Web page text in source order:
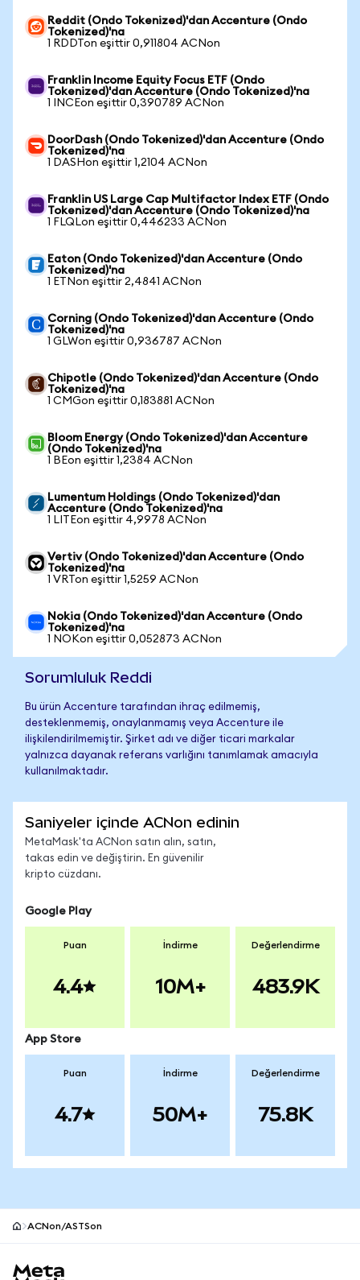
Reddit (Ondo Tokenized)'dan Accenture (Ondo
Tokenized)'na
1 RDDTon eşittir 0,911804 ACNon
Franklin Income Equity Focus ETF (Ondo
Tokenized)'dan Accenture (Ondo Tokenized)'na
1 INCEon eşittir 0,390789 ACNon
DoorDash (Ondo Tokenized)'dan Accenture (Ondo
Tokenized)'na
1 DASHon eşittir 1,2104 ACNon
Franklin US Large Cap Multifactor Index ETF (Ondo
Tokenized)'dan Accenture (Ondo Tokenized)'na
1 FLQLon eşittir 0,446233 ACNon
Eaton (Ondo Tokenized)'dan Accenture (Ondo
Tokenized)'na
1 ETNon eşittir 2,4841 ACNon
Corning (Ondo Tokenized)'dan Accenture (Ondo
Tokenized)'na
1 GLWon eşittir 0,936787 ACNon
Chipotle (Ondo Tokenized)'dan Accenture (Ondo
Tokenized)'na
1 CMGon eşittir 0,183881 ACNon
Bloom Energy (Ondo Tokenized)'dan Accenture
(Ondo Tokenized)'na
1 BEon eşittir 1,2384 ACNon
Lumentum Holdings (Ondo Tokenized)'dan
Accenture (Ondo Tokenized)'na
1 LITEon eşittir 4,9978 ACNon
Vertiv (Ondo Tokenized)'dan Accenture (Ondo
Tokenized)'na
1 VRTon eşittir 1,5259 ACNon
Nokia (Ondo Tokenized)'dan Accenture (Ondo
Tokenized)'na
1 NOKon eşittir 0,052873 ACNon
Sorumluluk Reddi
Bu ürün Accenture tarafından ihraç edilmemiş,
desteklenmemiş, onaylanmamış veya Accenture ile
ilişkilendirilmemiştir. Şirket adı ve diğer ticari markalar
yalnızca dayanak referans varlığını tanımlamak amacıyla
kullanılmaktadır.
Saniyeler içinde ACNon edinin
MetaMask'ta ACNon satın alın, satın,
takas edin ve değiştirin. En güvenilir
kripto cüzdanı.
Google Play
Puan
4.4
İndirme
10M+
Değerlendirme
483.9K
App Store
Puan
4.7
İndirme
50M+
Değerlendirme
75.8K
ACNon/ASTSon